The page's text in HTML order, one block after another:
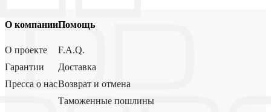
О компании
О проекте
Гарантии
Пресса о нас
Помощь
F.A.Q.
Доставка
Возврат и отмена
Таможенные пошлины